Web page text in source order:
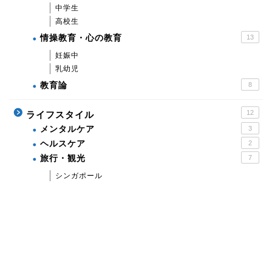
中学生
高校生
情操教育・心の教育 13
妊娠中
乳幼児
教育論 8
ライフスタイル 12
メンタルケア 3
ヘルスケア 2
旅行・観光 7
シンガポール